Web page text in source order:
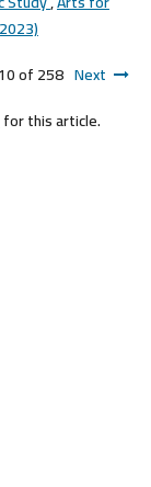
of 258 Next
for this article.